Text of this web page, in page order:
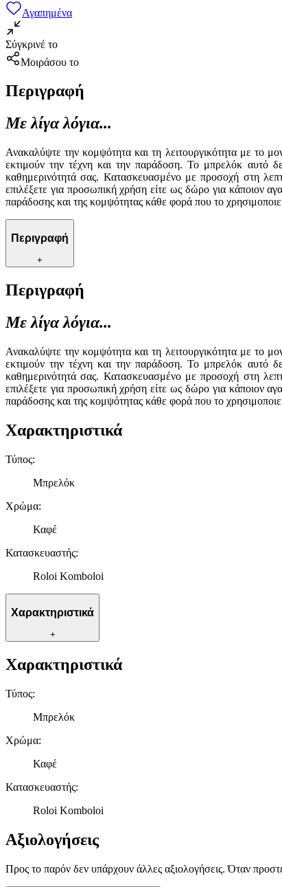
Αγαπημένα
Σύγκρινέ το
Μοιράσου το
Περιγραφή
Με λίγα λόγια...
Ανακαλύψτε την κομψότητα και τη λειτουργικότητα με το
εκτιμούν την τέχνη και την παράδοση. Το μπρελόκ αυτό
καθημερινότητά σας. Κατασκευασμένο με προσοχή στη
επιλέξετε για προσωπική χρήση είτε ως δώρο για κάποιον
παράδοσης και της κομψότητας κάθε φορά που το
Περιγραφή
+
Περιγραφή
Με λίγα λόγια...
Ανακαλύψτε την κομψότητα και τη λειτουργικότητα με το
εκτιμούν την τέχνη και την παράδοση. Το μπρελόκ αυτό
καθημερινότητά σας. Κατασκευασμένο με προσοχή στη
επιλέξετε για προσωπική χρήση είτε ως δώρο για κάποιον
παράδοσης και της κομψότητας κάθε φορά που το
Χαρακτηριστικά
Τύπος:
Μπρελόκ
Χρώμα:
Καφέ
Κατασκευαστής:
Roloi Komboloi
Χαρακτηριστικά
+
Χαρακτηριστικά
Τύπος:
Μπρελόκ
Χρώμα:
Καφέ
Κατασκευαστής:
Roloi Komboloi
Αξιολογήσεις
Προς το παρόν δεν υπάρχουν άλλες αξιολογήσεις. Όταν